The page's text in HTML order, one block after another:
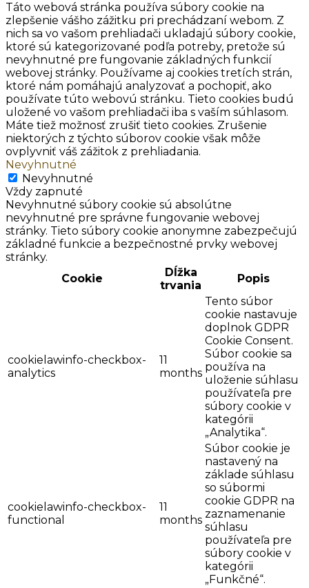
Táto webová stránka používa súbory cookie na
zlepšenie vášho zážitku pri prechádzaní webom. Z
nich sa vo vašom prehliadači ukladajú súbory cookie,
ktoré sú kategorizované podľa potreby, pretože sú
nevyhnutné pre fungovanie základných funkcií
webovej stránky. Používame aj cookies tretích strán,
ktoré nám pomáhajú analyzovať a pochopiť, ako
používate túto webovú stránku. Tieto cookies budú
uložené vo vašom prehliadači iba s vaším súhlasom.
Máte tiež možnosť zrušiť tieto cookies. Zrušenie
niektorých z týchto súborov cookie však môže
ovplyvniť váš zážitok z prehliadania.
Nevyhnutné
Nevyhnutné
Vždy zapnuté
Nevyhnutné súbory cookie sú absolútne
nevyhnutné pre správne fungovanie webovej
stránky. Tieto súbory cookie anonymne zabezpečujú
základné funkcie a bezpečnostné prvky webovej
stránky.
Cookie
Dĺžka
trvania
Popis
cookielawinfo-checkbox-
analytics
11
months
Tento súbor
cookie nastavuje
doplnok GDPR
Cookie Consent.
Súbor cookie sa
používa na
uloženie súhlasu
používateľa pre
súbory cookie v
kategórii
„Analytika“.
cookielawinfo-checkbox-
functional
11
months
Súbor cookie je
nastavený na
základe súhlasu
so súbormi
cookie GDPR na
zaznamenanie
súhlasu
používateľa pre
súbory cookie v
kategórii
„Funkčné“.